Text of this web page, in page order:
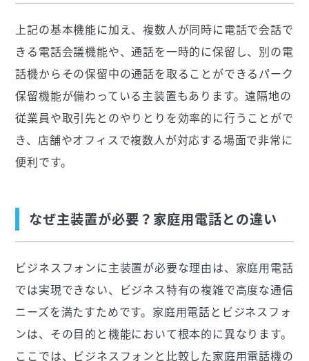
上記の基本機能に加え、複数人が同時に電話で会話で
きる電話会議機能や、通話を一時的に保留し、別の電
話機からその保留中の通話を取ることができるパーク
保留機能が備わっている主装置もあります。遠隔地の
従業員や取引先とのやりとりを効率的に行うことがで
き、店舗やオフィスで複数人が対応する場面で非常に
便利です。
なぜ主装置が必要？家庭用電話との違い
ビジネスフォンに主装置が必要な理由は、家庭用電話
では実現できない、ビジネス特有の複雑で高度な通信
ニーズを満たすためです。家庭用電話とビジネスフォ
ンは、その目的と機能において根本的に異なります。
ここでは、ビジネスフォンと比較した家庭用電話機の